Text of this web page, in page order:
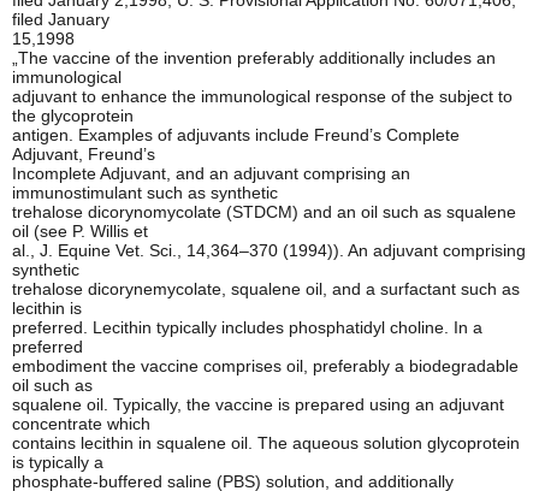
filed January
15,1998
„The vaccine of the invention preferably additionally includes an
immunological
adjuvant to enhance the immunological response of the subject to
the glycoprotein
antigen. Examples of adjuvants include Freund’s Complete
Adjuvant, Freund’s
Incomplete Adjuvant, and an adjuvant comprising an
immunostimulant such as synthetic
trehalose dicorynomycolate (STDCM) and an oil such as squalene
oil (see P. Willis et
al., J. Equine Vet. Sci., 14,364–370 (1994)). An adjuvant comprising
synthetic
trehalose dicorynemycolate, squalene oil, and a surfactant such as
lecithin is
preferred. Lecithin typically includes phosphatidyl choline. In a
preferred
embodiment the vaccine comprises oil, preferably a biodegradable
oil such as
squalene oil. Typically, the vaccine is prepared using an adjuvant
concentrate which
contains lecithin in squalene oil. The aqueous solution glycoprotein
is typically a
phosphate-buffered saline (PBS) solution, and additionally